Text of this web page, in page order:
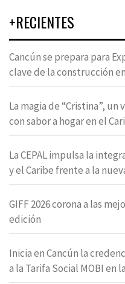
+RECIENTES
Cancún se prepara para
clave de la construcción
La magia de “Cristina”,
con sabor a hogar en el
La CEPAL impulsa la
y el Caribe frente a la
GIFF 2026 corona a las
edición
Inicia en Cancún la
a la Tarifa Social MOBI en